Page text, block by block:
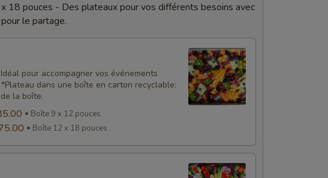
18 pouces - Des plateaux pour vos différents besoins avec
le partage.
pour accompagner vos événements
dans une boîte en carton recyclable:
la boîte.
Boîte 9 x 12 pouces
Boîte 12 x 18 pouces